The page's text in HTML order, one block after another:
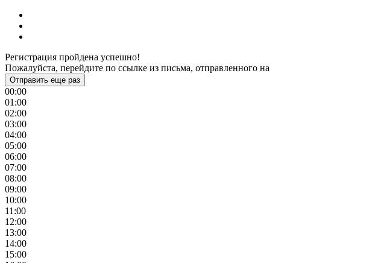
Регистрация пройдена успешно!
Пожалуйста, перейдите по ссылке из письма, отправленного на
Отправить еще раз
00:00
01:00
02:00
03:00
04:00
05:00
06:00
07:00
08:00
09:00
10:00
11:00
12:00
13:00
14:00
15:00